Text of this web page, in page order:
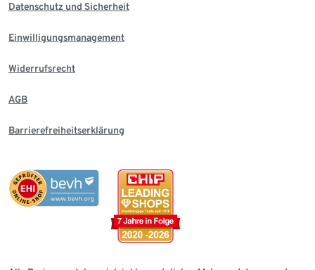
Datenschutz und Sicherheit
Einwilligungsmanagement
Widerrufsrecht
AGB
Barrierefreiheitserklärung